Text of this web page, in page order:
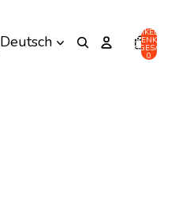
ARTIKEL IM
WARENKORB
INSGESAMT:
0